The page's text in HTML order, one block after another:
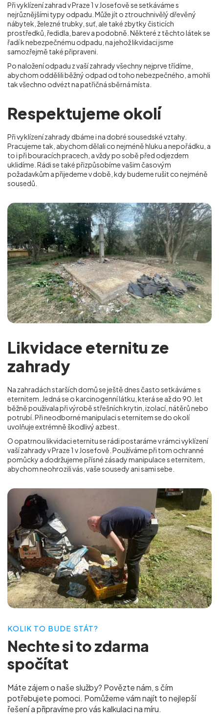
Při vyklízení zahrad v Praze 1 v Josefověse setkáváme s
nejrůznějšími typy odpadu. Může jít o ztrouchnivělý dřevěný
nábytek, železné trubky, suť, ale také zbytky čisticích
prostředků, ředidla, barev a podobně. Některé z těchto látek se
řadí k nebezpečnému odpadu, na jehož likvidaci jsme
samozřejmě také připraveni.
Po naložení odpadu z vaší zahrady všechny nejprve třídíme,
abychom oddělili běžný odpad od toho nebezpečného, a mohli
tak všechno odvézt na patřičná sběrná místa.
Respektujeme okolí
Při vyklízení zahrady dbáme i na dobré sousedské vztahy.
Pracujeme tak, abychom dělali co nejméně hluku a nepořádku, a
to i při bouracích pracech, a vždy po sobě před odjezdem
uklidíme. Rádi se také přizpůsobíme vašim časovým
požadavkům a přijedeme v době, kdy budeme rušit co nejméně
sousedů.
Likvidace eternitu ze
zahrady
Na zahradách starších domů se ještě dnes často setkáváme s
eternitem. Jedná se o karcinogenní látku, která se až do 90. let
běžně používala při výrobě střešních krytin, izolací, nátěrů nebo
potrubí. Při neodborné manipulaci s eternitem se do okolí
uvolňuje extrémně škodlivý azbest.
O opatrnou likvidaci eternitu se rádi postaráme v rámci vyklízení
vaší zahrady v Praze 1 v Josefově . Používáme při tom ochranné
pomůcky a dodržujeme přísné zásady manipulace s eternitem,
abychom neohrozili vás, vaše sousedy ani sami sebe.
KOLIK TO BUDE STÁT?
Nechte si tozdarma
spočítat
Máte zájem o naše služby? Povězte nám, s čím
potřebujete pomoci. Pomůžeme vám najít to nejlepší
řešení a připravíme pro váskalkulaci na míru.